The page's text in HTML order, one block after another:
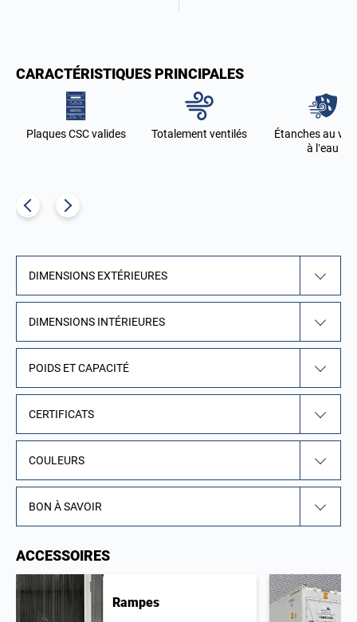
CARACTÉRISTIQUES PRINCIPALES
Plaques CSC valides Totalement ventilés
Étanches au
à l’eau
DIMENSIONS EXTÉRIEURES
DIMENSIONS INTÉRIEURES
POIDS ET CAPACITÉ
CERTIFICATS
COULEURS
BON À SAVOIR
ACCESSOIRES
Rampes